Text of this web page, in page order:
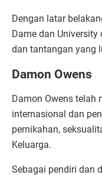
Dengan latar
Dame dan
dan tantangan yang
Damon Owens
Damon Owens telah
internasional dan
pernikahan,
Keluarga.
Sebagai pendiri dan